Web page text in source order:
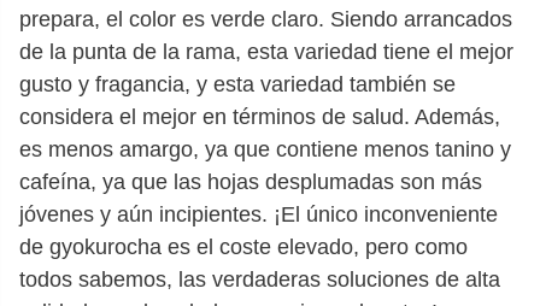
prepara, el color es verde claro. Siendo arrancados
de la punta de la rama, esta variedad tiene el mejor
gusto y fragancia, y esta variedad también se
considera el mejor en términos de salud. Además,
es menos amargo, ya que contiene menos tanino y
cafeína, ya que las hojas desplumadas son más
jóvenes y aún incipientes. ¡El único inconveniente
de gyokurocha es el coste elevado, pero como
todos sabemos, las verdaderas soluciones de alta